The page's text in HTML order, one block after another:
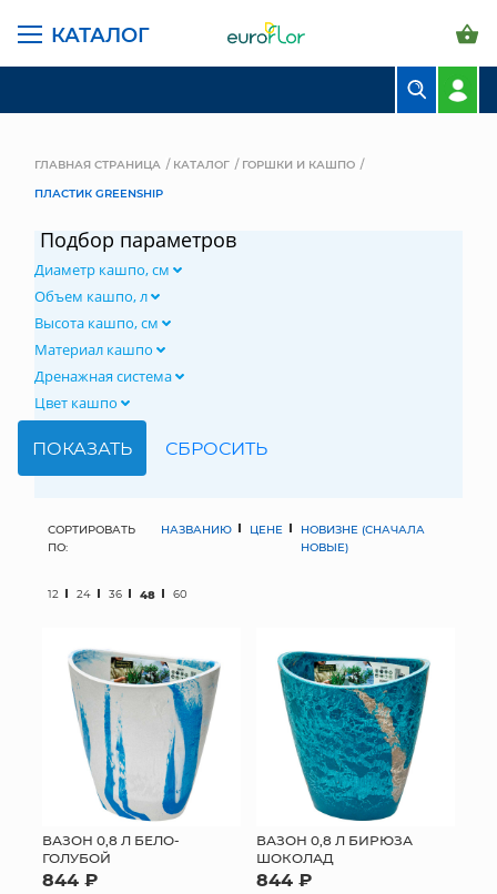
КАТАЛОГ
СВАДЕБНАЯ ФЛОРИСТИКА
МЯГКИЕ ИГРУШКИ
СУНДУКИ
ИСКУССТВЕННЫЕ ЦВЕТЫ
ПАКЕТЫ И СУМКИ
ТОРГОВЫЙ ЦЕНТР
ГЛАВНАЯ СТРАНИЦА КАТАЛОГ
ГОРШКИ И КАШПО
ПЛАСТИК GREENSHIP
Подбор параметров
Диаметр кашпо, см
Объем кашпо, л
Высота кашпо, см
Материал кашпо
Дренажная система
Цвет кашпо
СОРТИРОВАТЬ
ПО:
НАЗВАНИЮ ЦЕНЕ
НОВИЗНЕ (СНАЧАЛА
НОВЫЕ)
12 24 36 48 60
ВАЗОН 0,8 Л БЕЛО-
ГОЛУБОЙ
844 ₽
ВАЗОН 0,8 Л БИРЮЗА
ШОКОЛАД
844 ₽